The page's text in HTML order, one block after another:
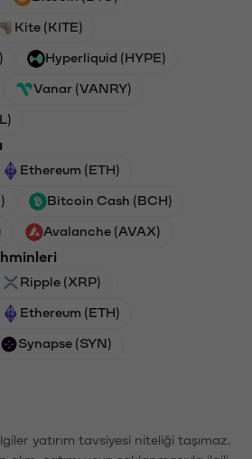
Kite (KITE)
Hyperliquid (HYPE)
Vanar (VANRY)
Ethereum (ETH)
Bitcoin Cash (BCH)
Avalanche (AVAX)
Ripple (XRP)
Ethereum (ETH)
Synapse (SYN)
yatırım tavsiyesi niteliği taşımaz.